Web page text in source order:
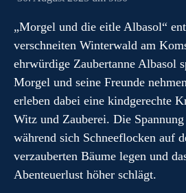
„Morgel und die eitle Albasol“
verschneiten Winterwald am
ehrwürdige Zaubertanne Albasol
Morgel und seine Freunde
erleben dabei eine kindgerechte
Witz und Zauberei. Die
während sich Schneeflocken auf
verzauberten Bäume legen und
Abenteuerlust höher schlägt.